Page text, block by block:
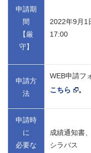
申請期
間
【厳
守】
2022年9月
17:00
申請方
法
WEB申請フ
こちら
。
申請時
に
必要な
成績通知書
シラバス